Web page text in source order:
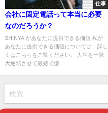
仕事
会社に固定電話って本当に必要
なのだろうか？
SHINYA.があなたに提供できる価値 私が
あなたに提供できる価値については、詳し
くはこちらをご覧ください。 人生を一発
大逆転させて最短で億...